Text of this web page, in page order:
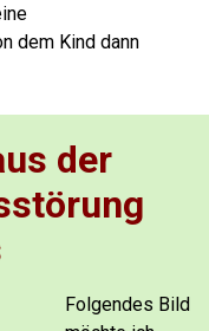
dem Kind dann
der
Folgendes Bild